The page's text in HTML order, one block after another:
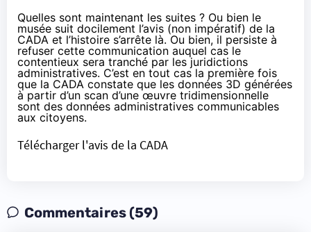
Quelles sont maintenant les suites ? Ou bien le
musée suit docilement l’avis (non impératif) de la
CADA et l’histoire s’arrête là. Ou bien, il persiste à
refuser cette communication auquel cas le
contentieux sera tranché par les juridictions
administratives. C’est en tout cas la première fois
que la CADA constate que les données 3D générées
à partir d’un scan d’une œuvre tridimensionnelle
sont des données administratives communicables
aux citoyens.
Télécharger l'avis de la CADA
Commentaires (59)